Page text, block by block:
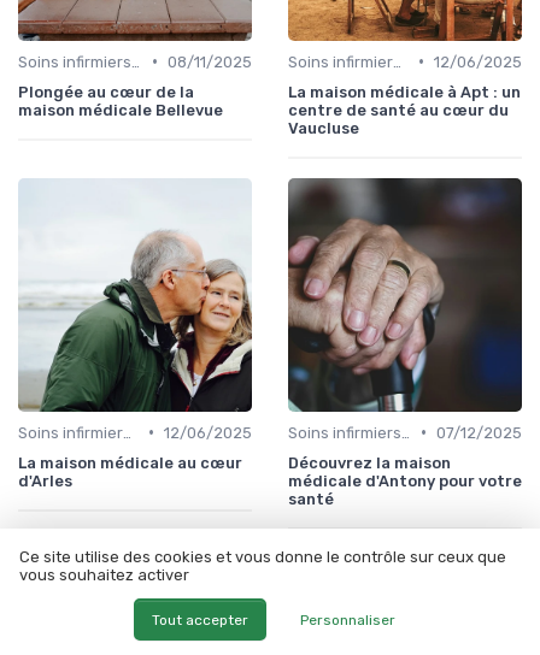
• 08/11/2025
Plongée au cœur de la
maison médicale Bellevue
• 12/06/2025
La maison médicale à Apt : un
centre de santé au cœur du
Vaucluse
• 12/06/2025
La maison médicale au cœur
d'Arles
• 07/12/2025
Découvrez la maison
médicale d'Antony pour votre
santé
Ce site utilise des cookies et vous donne le contrôle sur ceux que
vous souhaitez activer
Tout accepter Personnaliser